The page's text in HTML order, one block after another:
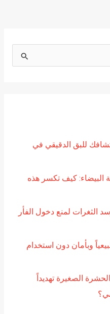
للبق الدقيقي في
البيضاء: كيف تكسر هذه
الثغرات لمنع دخول الفأر
وبأمان دون استخدام
الصغيرة تهديداً